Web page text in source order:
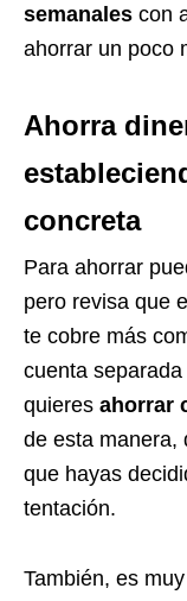
semanales con
ahorrar un poco
Ahorra
concreta
Para ahorrar
pero revisa que
te cobre más
cuenta
quieres ahorrar
de esta manera,
que hayas
tentación.
También, es